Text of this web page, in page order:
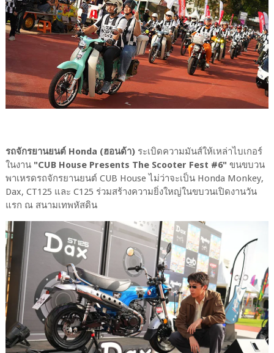
รถจักรยานยนต์ Honda (ฮอนด้า)ระเบิดความมันส์ให้เหล่าไบเกอร์
ในงาน "CUB House Presents The Scooter Fest #6" ขนขบวน
พาเหรดรถจักรยานยนต์ CUB House ไม่ว่าจะเป็น Honda Monkey,
Dax, CT125 และ C125 ร่วมสร้างความยิ่งใหญ่ในขบวนเปิดงานวัน
แรก ณ สนามเทพหัสดิน